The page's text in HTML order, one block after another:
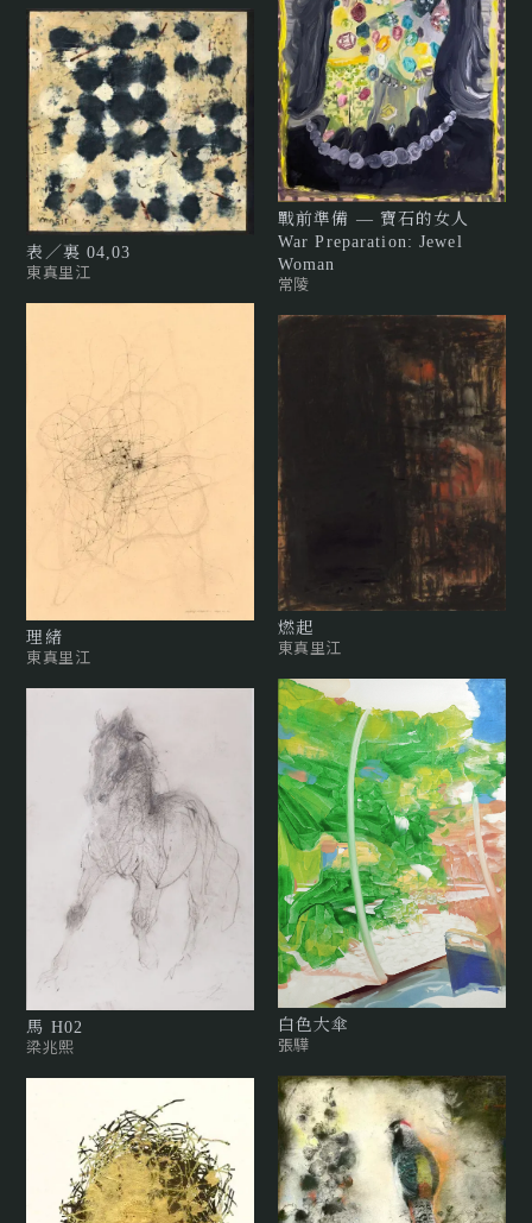
表／裏 04,03
東真里江
理緒
東真里江
馬 H02
梁兆熙
戰前準備 — 寶石的女人
War Preparation: Jewel
Woman
常陵
燃起
東真里江
白色大傘
張驊